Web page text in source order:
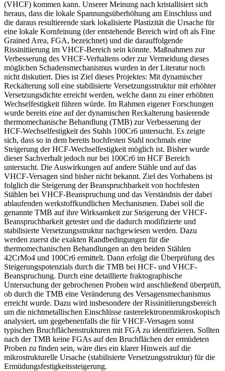
(VHCF) kommen kann. Unserer Meinung nach kristallisiert sich
heraus, dass die lokale Spannungsüberhöhung am Einschluss und
die daraus resultierende stark lokalisierte Plastizität die Ursache für
eine lokale Kornfeinung (der entstehende Bereich wird oft als Fine
Grained Area, FGA, bezeichnet) und die darauffolgende
Rissinitiierung im VHCF-Bereich sein könnte. Maßnahmen zur
Verbesserung des VHCF-Verhaltens oder zur Vermeidung dieses
möglichen Schadensmechanismus wurden in der Literatur noch
nicht diskutiert. Dies ist Ziel dieses Projektes: Mit dynamischer
Reckalterung soll eine stabilisierte Versetzungsstruktur mit erhöhter
Versetzungsdichte erreicht werden, welche dann zu einer erhöhten
Wechselfestigkeit führen würde. Im Rahmen eigener Forschungen
wurde bereits eine auf der dynamischen Reckalterung basierende
thermomechanische Behandlung (TMB) zur Verbesserung der
HCF-Wechselfestigkeit des Stahls 100Cr6 untersucht. Es zeigte
sich, dass so in dem bereits hochfesten Stahl nochmals eine
Steigerung der HCF-Wechselfestigkeit möglich ist. Bisher wurde
dieser Sachverhalt jedoch nur bei 100Cr6 im HCF Bereich
untersucht. Die Auswirkungen auf andere Stähle und auf das
VHCF-Versagen sind bisher nicht bekannt. Ziel des Vorhabens ist
folglich die Steigerung der Beanspruchbarkeit von hochfesten
Stählen bei VHCF-Beanspruchung und das Verständnis der dabei
ablaufenden werkstoffkundlichen Mechanismen. Dabei soll die
genannte TMB auf ihre Wirksamkeit zur Steigerung der VHCF-
Beanspruchbarkeit getestet und die dadurch modifizierte und
stabilisierte Versetzungsstruktur nachgewiesen werden. Dazu
werden zuerst die exakten Randbedingungen für die
thermomechanischen Behandlungen an den beiden Stählen
42CrMo4 und 100Cr6 ermittelt. Dann erfolgt die Überprüfung des
Steigerungspotenzials durch die TMB bei HCF- und VHCF-
Beanspruchung. Durch eine detaillierte fraktographische
Untersuchung der gebrochenen Proben wird anschließend überprüft,
ob durch die TMB eine Veränderung des Versagensmechanismus
erreicht wurde. Dazu wird insbesondere der Rissinitiierungsbereich
um die nichtmetallischen Einschlüsse rasterelektronenmikroskopisch
analysiert, um gegebenenfalls die für VHCF-Versagen sonst
typischen Bruchflächenstrukturen mit FGA zu identifizieren. Sollten
nach der TMB keine FGAs auf den Bruchflächen der ermüdeten
Proben zu finden sein, wäre dies ein klarer Hinweis auf die
mikrostrukturelle Ursache (stabilisierte Versetzungsstruktur) für die
Ermüdungsfestigkeitssteigerung.